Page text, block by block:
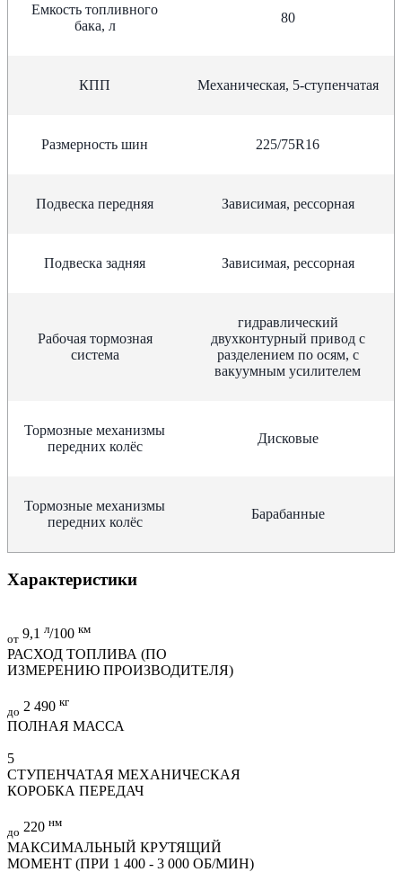
Емкость топливного
бака, л
80
КПП Механическая, 5-ступенчатая
Размерность шин 225/75R16
Подвеска передняя Зависимая, рессорная
Подвеска задняя Зависимая, рессорная
Рабочая тормозная
система
гидравлический
двухконтурный привод с
разделением по осям, с
вакуумным усилителем
Тормозные механизмы
передних колёс
Дисковые
Тормозные механизмы
передних колёс
Барабанные
Характеристики
от 9,1 л/100 км
РАСХОД ТОПЛИВА (ПО
ИЗМЕРЕНИЮ ПРОИЗВОДИТЕЛЯ)
до 2 490 кг
ПОЛНАЯ МАССА
5
СТУПЕНЧАТАЯ МЕХАНИЧЕСКАЯ
КОРОБКА ПЕРЕДАЧ
до 220 нм
МАКСИМАЛЬНЫЙ КРУТЯЩИЙ
МОМЕНТ (ПРИ 1 400 - 3 000 ОБ/МИН)